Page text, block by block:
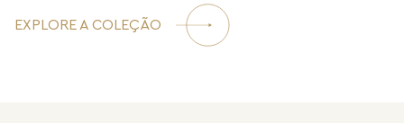
EXPLORE A COLEÇÃO